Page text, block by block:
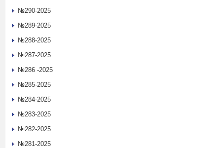
№290-2025
№289-2025
№288-2025
№287-2025
№286 -2025
№285-2025
№284-2025
№283-2025
№282-2025
№281-2025